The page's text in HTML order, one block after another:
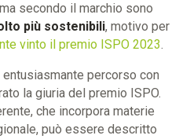
secondo il marchio sono
più sostenibili, motivo per
vinto il premio ISPO 2023.
entusiasmante percorso con
la giuria del premio ISPO.
che incorpora materie
può essere descritto